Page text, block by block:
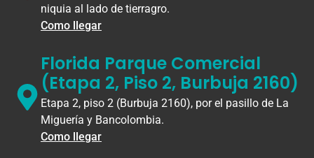
niquia al lado de tierragro.
Como llegar
Florida Parque Comercial
(Etapa 2, Piso 2, Burbuja 2160)
Etapa 2, piso 2 (Burbuja 2160), por el pasillo de La
Miguería y Bancolombia.
Como llegar